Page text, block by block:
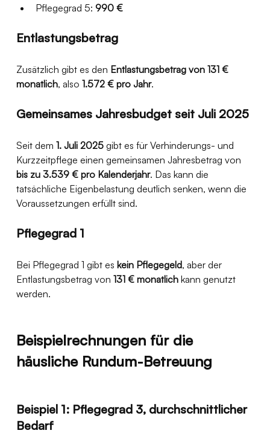
Pflegegrad 5: 990 €
Entlastungsbetrag
Zusätzlich gibt es den Entlastungsbetrag von 131 €
monatlich, also 1.572 € pro Jahr.
Gemeinsames Jahresbudget seit Juli 2025
Seit dem 1. Juli 2025 gibt es für Verhinderungs- und
Kurzzeitpflege einen gemeinsamen Jahresbetrag von
bis zu 3.539 € pro Kalenderjahr. Das kann die
tatsächliche Eigenbelastung deutlich senken, wenn die
Voraussetzungen erfüllt sind.
Pflegegrad 1
Bei Pflegegrad 1 gibt es kein Pflegegeld, aber der
Entlastungsbetrag von 131 € monatlich kann genutzt
werden.
Beispielrechnungen für die
häusliche Rundum-Betreuung
Beispiel 1: Pflegegrad 3, durchschnittlicher
Bedarf